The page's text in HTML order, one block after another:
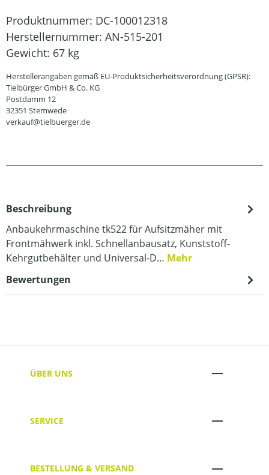
Produktnummer: DC-100012318
Herstellernummer: AN-515-201
Gewicht: 67 kg
Herstellerangaben gemäß EU-Produktsicherheitsverordnung (GPSR):
Tielbürger GmbH & Co. KG
Postdamm 12
32351 Stemwede
verkauf@tielbuerger.de
Beschreibung
Anbaukehrmaschine tk522 für Aufsitzmäher mit
Frontmähwerk inkl. Schnellanbausatz, Kunststoff-
Kehrgutbehälter und Universal-D… Mehr
Bewertungen
ÜBER UNS
SERVICE
BESTELLUNG & VERSAND